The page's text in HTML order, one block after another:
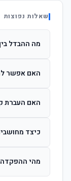
שאלות נפוצות
מה ההבדל
ההשקעות. קרן
האם אפשר
האם העברת
החברות.
כיצד
ומתן על
מהי ההפקדה